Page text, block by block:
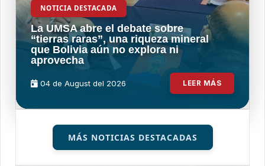
NOTICIA DESTACADA
La UMSA abre el debate sobre
“tierras raras”, una riqueza mineral
que Bolivia aún no explora ni
aprovecha
04 de August del 2026 LEER MÁS
MÁS NOTICIAS DESTACADAS